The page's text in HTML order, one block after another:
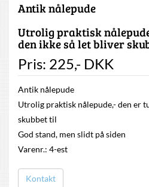
Antik nålepude
Utrolig praktisk
den ikke så let bliver
Pris: 225,- DKK
Antik nålepude
Utrolig praktisk nålepude,- den er
skubbet til
God stand, men slidt på siden
Varenr.: 4-est
Kontakt